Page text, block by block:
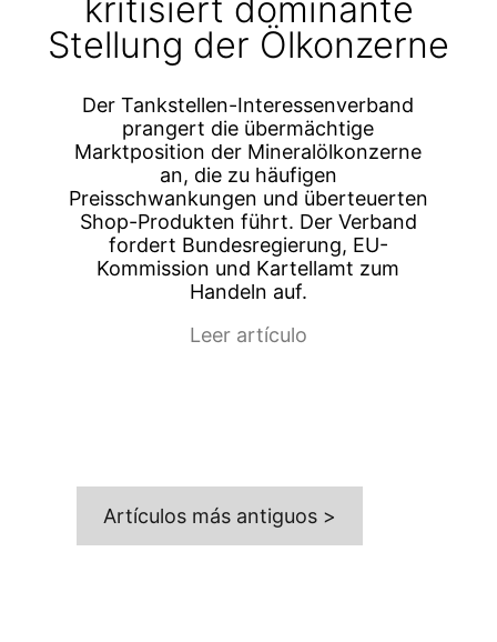
kritisiert dominante
Stellung der Ölkonzerne
Der Tankstellen-Interessenverband
prangert die übermächtige
Marktposition der Mineralölkonzerne
an, die zu häufigen
Preisschwankungen und überteuerten
Shop-Produkten führt. Der Verband
fordert Bundesregierung, EU-
Kommission und Kartellamt zum
Handeln auf.
Leer artículo
Artículos más antiguos >